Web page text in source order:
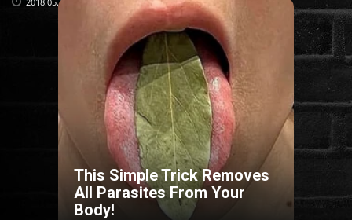
This Simple Trick Removes
All Parasites From Your
Body!